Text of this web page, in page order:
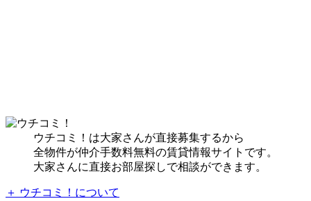
ウチコミ！は大家さんが直接募集するから
全物件が仲介手数料無料の賃貸情報サイトです。
大家さんに直接お部屋探しで相談ができます。
＋ ウチコミ！について